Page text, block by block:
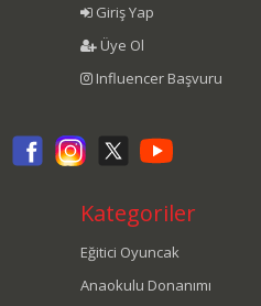
Giriş Yap
Üye Ol
Influencer Başvuru
Kategoriler
Eğitici Oyuncak
Anaokulu Donanımı